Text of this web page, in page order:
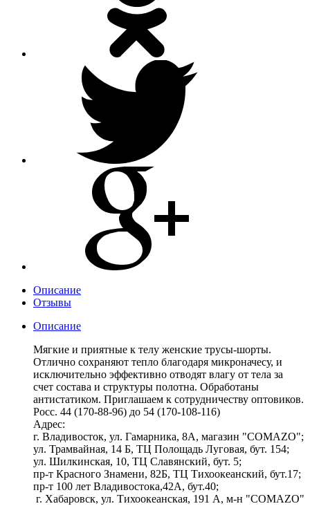
Описание
Отзывы
Описание
Мягкие и приятные к телу женские трусы-шорты.
Отлично сохраняют тепло благодаря микроначесу, и
исключительно эффективно отводят влагу от тела за
счет состава и структуры полотна. Обработаны
антистатиком. Приглашаем к сотрудничеству оптовиков.
Росс. 44 (170-88-96) до 54 (170-108-116)
Адрес:
г. Владивосток, ул. Гамарника, 8А, магазин "COMAZO";
ул. Трамвайная, 14 Б, ТЦ Полощадь Луговая, бут. 154;
ул. Шилкинская, 10, ТЦ Славянский, бут. 5;
пр-т Красного Знамени, 82Б, ТЦ Тихоокеанский, бут.17;
пр-т 100 лет Владивостока,42А, бут.40;
г. Хабаровск, ул. Тихоокеанская, 191 А, м-н "COMAZO"